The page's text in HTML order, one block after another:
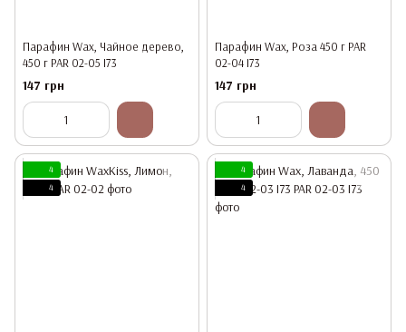
Парафин Wax, Чайное дерево,
450 г PAR 02-05 I73
147 грн
Парафин Wax, Роза 450 г PAR
02-04 I73
147 грн
4
4
4
4